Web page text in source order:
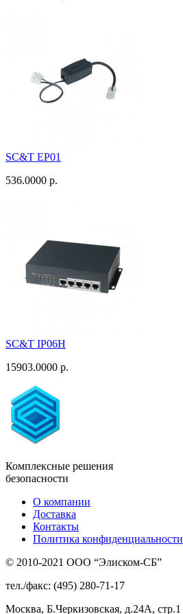
SC&T EP01
536.0000 р.
SC&T IP06H
15903.0000 р.
Комплексные решения
безопасности
О компании
Доставка
Контакты
Политика конфиденциальности
© 2010-2021 ООО “Элиском-СБ”
тел./факс: (495) 280-71-17
Москва, Б.Черкизовская, д.24А, стр.1